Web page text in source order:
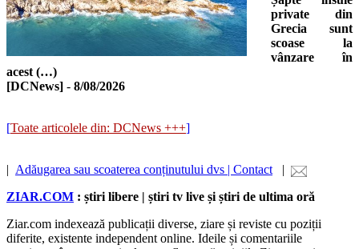
private din
Grecia sunt
scoase la
vânzare în
acest (…)
[DCNews] - 8/08/2026
[Toate articolele din: DCNews +++]
| Adăugarea sau scoaterea conținutului dvs | Contact |
ZIAR.COM : știri libere | știri tv live și știri de ultima oră
Ziar.com indexează publicații diverse, ziare și reviste cu poziții
diferite, existente independent online. Ideile și comentariile